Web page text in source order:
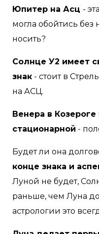
Юпитер на Асц -
могла обойтись без
носить?
Солнце У2 имеет
знак - стоит в
на АСЦ.
Венера в Козероге
стационарной -
Будет ли она
конце знака и
Луной не будет,
раньше, чем Луна
астрологии это